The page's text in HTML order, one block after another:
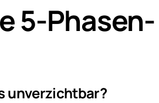
5-Phasen-
unverzichtbar?